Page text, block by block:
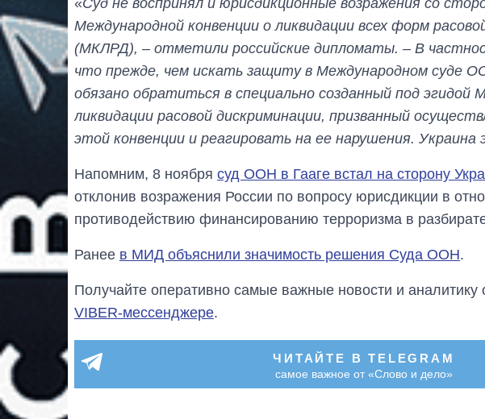
«Суд не воспринял и юрисдикционные возражения со
Международной конвенции о ликвидации всех форм
(МКЛРД), – отметили российские дипломаты. – В
что прежде, чем искать защиту в Международном суде
обязано обратиться в специально созданный под
ликвидации расовой дискриминации, призванный
этой конвенции и реагировать на ее нарушения. Украина
Напомним, 8 ноября суд ООН в Гааге встал на сторону
отклонив возражения России по вопросу юрисдикции в
противодействию финансированию терроризма в
Ранее в МИД объяснили значимость решения Суда ООН.
Получайте оперативно самые важные новости и
VIBER-мессенджере.
ЧИТАЙТЕ В TELEGRAM
самое важное от «Слово и дело»